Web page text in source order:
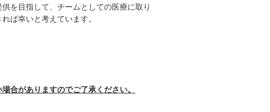
を目指して、チームとしての医療に取り
ば幸いと考えています。
合がありますのでご了承ください。